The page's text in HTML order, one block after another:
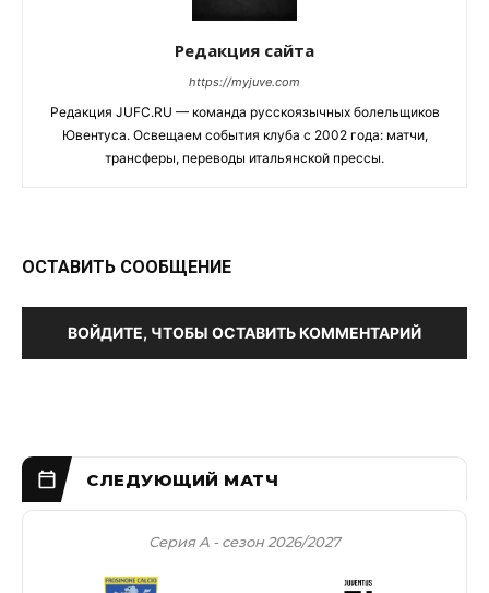
Редакция сайта
https://myjuve.com
Редакция JUFC.RU — команда русскоязычных болельщиков
Ювентуса. Освещаем события клуба с 2002 года: матчи,
трансферы, переводы итальянской прессы.
ОСТАВИТЬ СООБЩЕНИЕ
ВОЙДИТЕ, ЧТОБЫ ОСТАВИТЬ КОММЕНТАРИЙ
Серия А - сезон 2026/2027